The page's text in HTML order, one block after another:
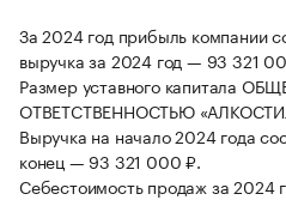
За 2024 год прибыль компании
выручка за 2024 год — 93 321
Размер уставного капитала
ОТВЕТСТВЕННОСТЬЮ
Выручка на начало 2024 года
конец — 93 321 000 ₽.
Себестоимость продаж за